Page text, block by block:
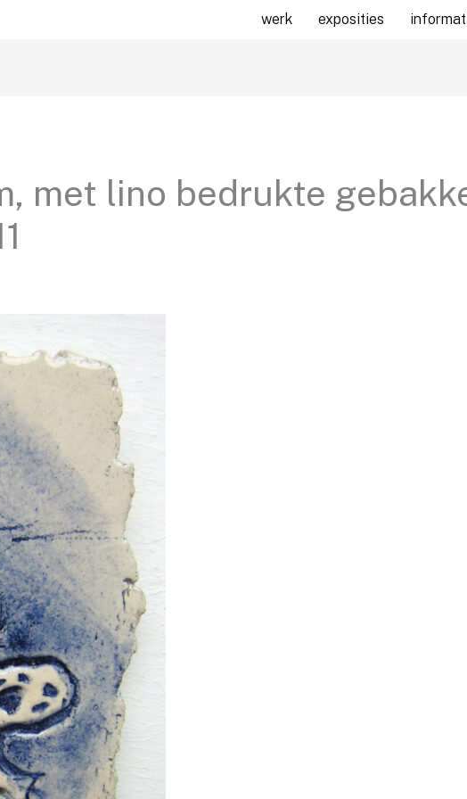
werk exposities
met lino bedrukte